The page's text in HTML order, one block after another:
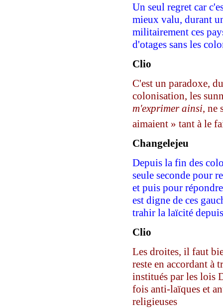
Un seul regret car
mieux valu, durant
militairement ces
d'otages sans les
Clio
C'est un paradoxe,
colonisation, les
m'exprimer ainsi, ne
aimaient » tant à le
Changelejeu
Depuis la fin des
seule seconde pour
et puis pour
est digne de ces
trahir la laïcité
Clio
Les droites, il faut
reste en accordant à
institués par les lois
fois anti-laïques et
religieuses